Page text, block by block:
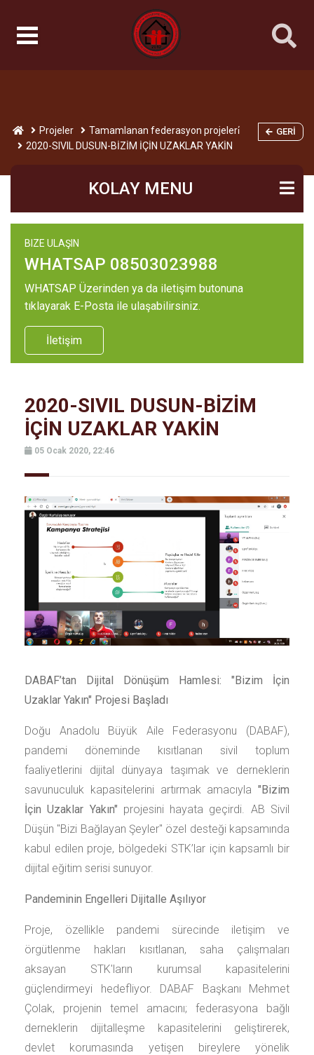
Projeler
Tamamlanan federasyon projeleri̇
2020-SIVIL DUSUN-BİZİM İÇİN UZAKLAR YAKİN
GERI
KOLAY MENU
BIZE ULAŞIN
WHATSAP 08503023988
WHATSAP Üzerinden ya da iletişim butonuna
tıklayarak E-Posta ile ulaşabilirsiniz.
İletişim
2020-SIVIL DUSUN-BİZİM
İÇİN UZAKLAR YAKİN
05 Ocak 2020, 22:46
DABAF’tan Dijital Dönüşüm Hamlesi: "Bizim İçin
Uzaklar Yakın" Projesi Başladı
Doğu Anadolu Büyük Aile Federasyonu (DABAF),
pandemi döneminde kısıtlanan sivil toplum
faaliyetlerini dijital dünyaya taşımak ve derneklerin
savunuculuk kapasitelerini artırmak amacıyla "Bizim
İçin Uzaklar Yakın" projesini hayata geçirdi. AB Sivil
Düşün "Bizi Bağlayan Şeyler" özel desteği kapsamında
kabul edilen proje, bölgedeki STK’lar için kapsamlı bir
dijital eğitim serisi sunuyor.
Pandeminin Engelleri Dijitalle Aşılıyor
Proje, özellikle pandemi sürecinde iletişim ve
örgütlenme hakları kısıtlanan, saha çalışmaları
aksayan STK'ların kurumsal kapasitelerini
güçlendirmeyi hedefliyor. DABAF Başkanı Mehmet
Çolak, projenin temel amacını; federasyona bağlı
derneklerin dijitalleşme kapasitelerini geliştirerek,
devlet korumasında yetişen bireylere yönelik